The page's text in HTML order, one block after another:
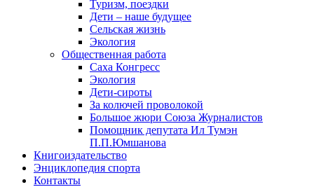
Туризм, поездки
Дети – наше будущее
Сельская жизнь
Экология
Общественная работа
Саха Конгресс
Экология
Дети-сироты
За колючей проволокой
Большое жюри Союза Журналистов
Помощник депутата Ил Тумэн
П.П.Юмшанова
Книгоиздательство
Энциклопедия спорта
Контакты